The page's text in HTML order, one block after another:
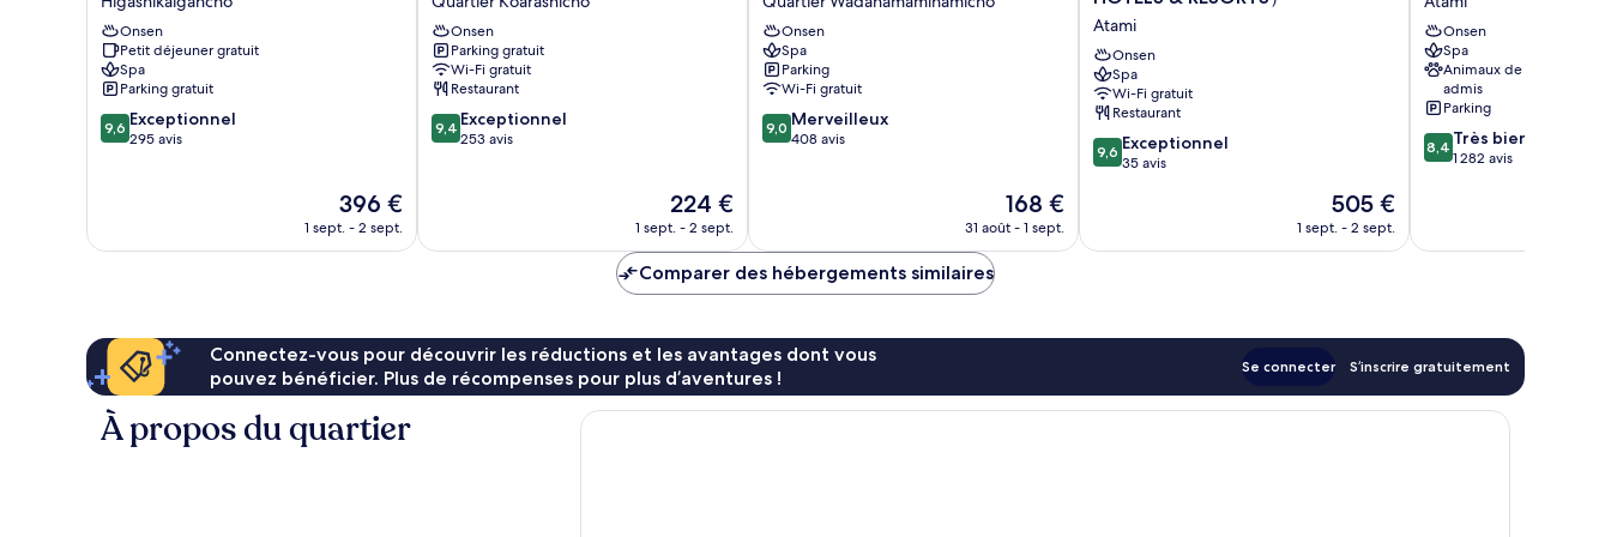
breakfast)
HOTEL
ATAMI
Higashikaigancho
Onsen
Petit déjeuner gratuit
Spa
Parking gratuit
9.6
sur
9,6 Exceptionnel
295 avis
Le
nouveau
396 €
1 sept. - 2 sept.
Quartier
Koarashicho
Onsen
Parking gratuit
Wi-Fi gratuit
Restaurant
9.4
sur
9,4 Exceptionnel
253 avis
Le
nouveau
de
224 €
1 sept. - 2 sept.
Hotel
Quartier
Wadahamaminamicho
Onsen
Spa
Parking
Wi-Fi gratuit
9.0
sur
9,0 Merveilleux
408 avis
Le
nouveau
168 €
31 août - 1 sept.
HOTELS
&
RESORTS）
Atami
Atami
Onsen
Spa
Wi-Fi gratuit
Restaurant
9.6
sur
9,6 Exceptionnel
35 avis
Le
nouveau
505 €
1 sept. - 2 sept.
Akao
AtamiOnsen
Spa
Animaux de compagnie
admis
Parking
8.4
sur
1 282 avis
8,4 Très bien
1 282 avis
Comparer des hébergements similaires
Connectez-vous pour découvrir les réductions et les avantages dont vous
pouvez bénéficier. Plus de récompenses pour plus d’aventures !
Se connecter S’inscrire gratuitement
À propos du quartier